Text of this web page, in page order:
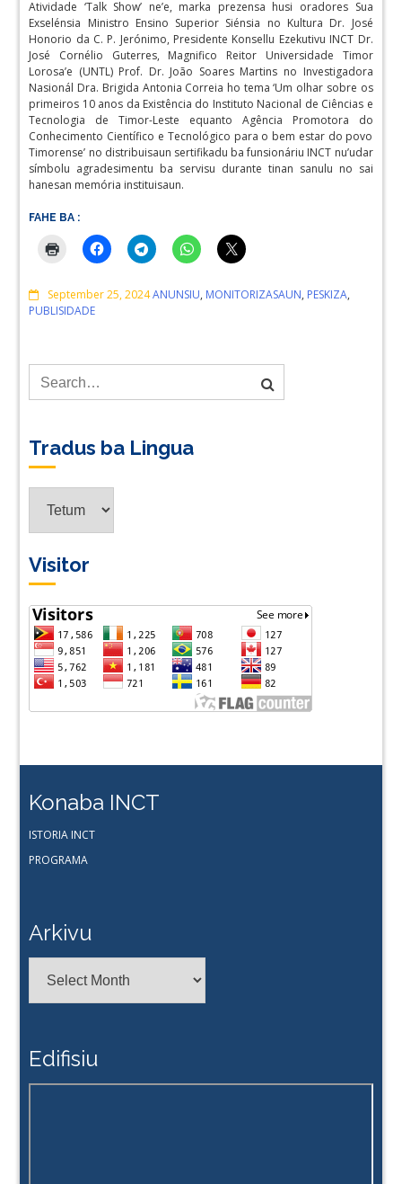
Atividade ‘Talk Show’ ne’e, marka prezensa husi oradores Sua
Exselénsia Ministro Ensino Superior Siénsia no Kultura Dr. José
Honorio da C. P. Jerónimo, Presidente Konsellu Ezekutivu INCT Dr.
José Cornélio Guterres, Magnifico Reitor Universidade Timor
Lorosa’e (UNTL) Prof. Dr. João Soares Martins no Investigadora
Nasionál Dra. Brigida Antonia Correia ho tema ‘Um olhar sobre os
primeiros 10 anos da Existência do Instituto Nacional de Ciências e
Tecnologia de Timor-Leste equanto Agência Promotora do
Conhecimento Científico e Tecnológico para o bem estar do povo
Timorense’ no distribuisaun sertifikadu ba funsionáriu INCT nu’udar
símbolu agradesimentu ba servisu durante tinan sanulu no sai
hanesan memória instituisaun.
FAHE BA :
September 25, 2024Comments
ANUNSIU, MONITORIZASAUN, PESKIZA,
PUBLISIDADE
Tradus ba Lingua
Visitor
Konaba INCT
ISTORIA INCT
PROGRAMA
Arkivu
Edifisiu